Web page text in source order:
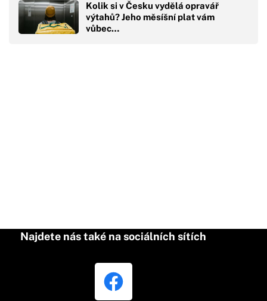
Kolik si v Česku vydělá opravář
výtahů? Jeho měsíšní plat vám
vůbec…
Najdete nás také na sociálních sítích